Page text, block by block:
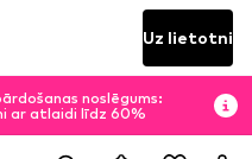
Uz lietotni
noslēgums:
ar atlaidi līdz 60%